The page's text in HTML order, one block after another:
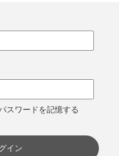
スワードを記憶する
イン